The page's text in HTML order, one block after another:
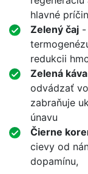
hlavné
Zelený čaj -
redukcii
Zelená káva
odvádzať
zabraňuje
únavu
Čierne
cievy od
dopamínu,